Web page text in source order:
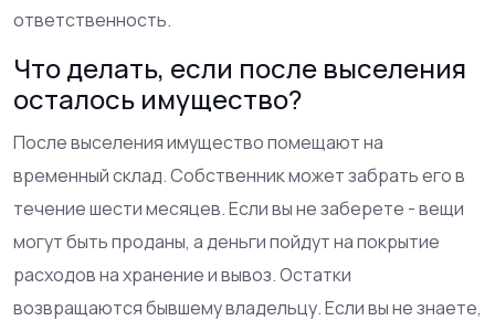
ответственность.
Что делать, если после выселения
осталось имущество?
После выселения имущество помещают на
временный склад. Собственник может забрать его в
течение шести месяцев. Если вы не заберете - вещи
могут быть проданы, а деньги пойдут на покрытие
расходов на хранение и вывоз. Остатки
возвращаются бывшему владельцу. Если вы не знаете,